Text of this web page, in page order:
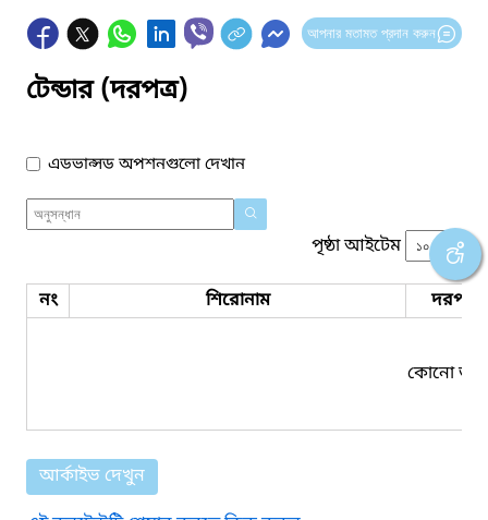
আপনার মতামত প্রদান করুন
টেন্ডার (দরপত্র)
এডভান্সড অপশনগুলো দেখান
পৃষ্ঠা আইটেম
নং শিরোনাম দরপত্র
কোনো তথ্য
আর্কাইভ দেখুন